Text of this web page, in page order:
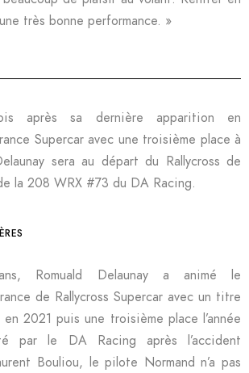
très bonne performance. »
après sa dernière apparition en
Supercar avec une troisième place à
sera au départ du Rallycross de
la 208 WRX #73 du DA Racing.
Romuald Delaunay a animé le
de Rallycross Supercar avec un titre
2021 puis une troisième place l’année
par le DA Racing après l’accident
Bouliou, le pilote Normand n’a pas